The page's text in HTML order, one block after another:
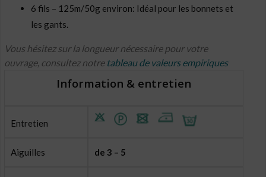
6 fils – 125m/50g environ: Idéal pour les bonnets et
les gants.
Vous hésitez sur la longueur nécessaire pour votre
ouvrage, consultez notre tableau de valeurs empiriques
Information & entretien
Entretien
Aiguilles de 3 – 5